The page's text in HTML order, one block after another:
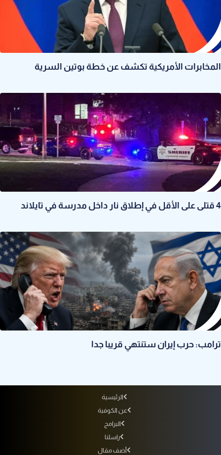
المخابرات الأمريكية تكشف عن خطة بوتين السرية
4 قتلى على الأقل في إطلاق نار داخل مدرسة في تايلاند
ترامب: حرب إيران ستنتهي قريبا جدا
الرئيسية
عن الكوفية
البرامج
راسلنا
أضف مقال